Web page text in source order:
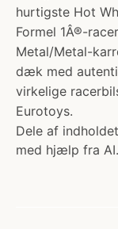
hurtigste Hot
Formel 1Â®-
Metal/Metal-
dæk med
virkelige
Eurotoys.
Dele af
med hjælp fra AI.